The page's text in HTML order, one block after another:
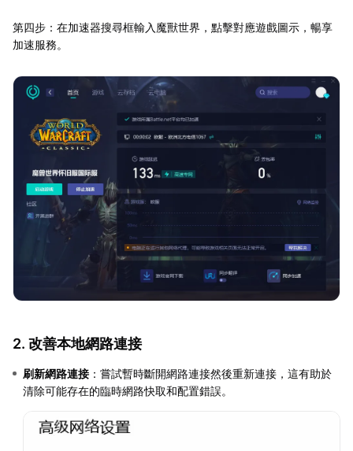
第四步：在加速器搜尋框輸入魔獸世界，點擊對應遊戲圖示，暢享
加速服務。
2. 改善本地網路連接
刷新網路連接 ：嘗試暫時斷開網路連接然後重新連接，這有助於
清除可能存在的臨時網路快取和配置錯誤。